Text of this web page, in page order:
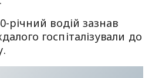
річний водій зазнав
госпіталізували до